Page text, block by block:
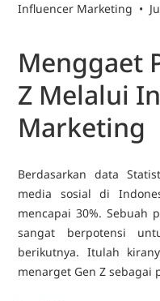
Influencer Marketing •
Menggaet
Z Melalui
Marketing
Berdasarkan data
media sosial di
mencapai 30%. Sebuah
sangat berpotensi
berikutnya. Itulah
menarget Gen Z sebagai